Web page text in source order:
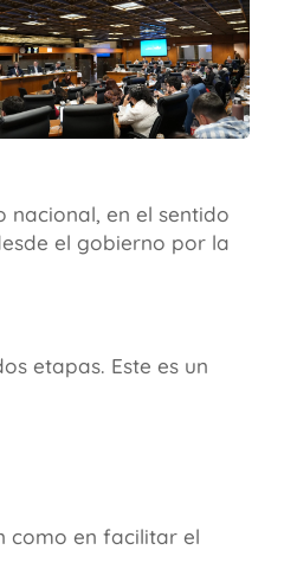
nacional, en el sentido
el gobierno por la
etapas. Este es un
como en facilitar el